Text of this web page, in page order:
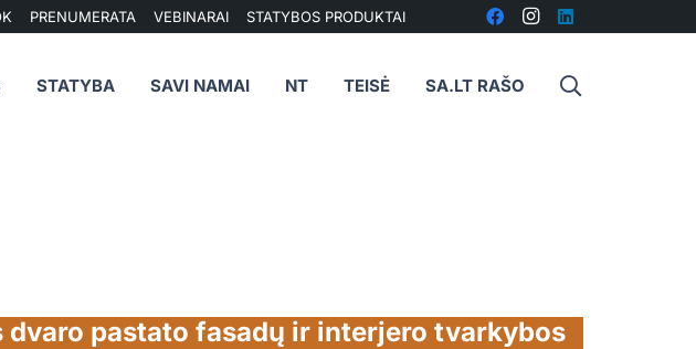
PRENUMERATA VEBINARAI STATYBOS PRODUKTAI
STATYBA SAVI NAMAI NT TEISĖ SA.LT RAŠO
pastato fasadų ir interjero tvarkybos